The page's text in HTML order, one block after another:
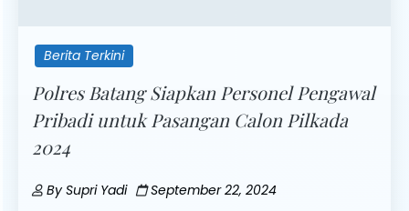
Berita Terkini
Polres Batang Siapkan Personel Pengawal
Pribadi untuk Pasangan Calon Pilkada
2024
BySupri Yadi September 22, 2024